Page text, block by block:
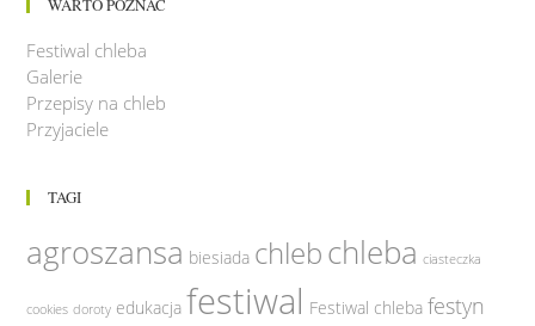
WARTO POZNAĆ
Festiwal chleba
Galerie
Przepisy na chleb
Przyjaciele
TAGI
agroszansa biesiada chlebchleba ciasteczka
cookies doroty edukacja festiwal Festiwal chleba festyn